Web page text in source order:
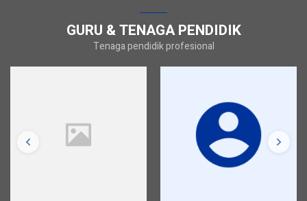
GURU & TENAGA PENDIDIK
Tenaga pendidik profesional